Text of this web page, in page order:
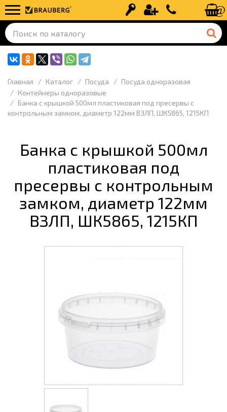
Вход Регистрация+7 (499) 110-
Главная Каталог Посуда
Посуда одноразовая
Контейнеры одноразовые
Банка с крышкой 500мл пластиковая под пресервы с
контрольным замком, диаметр 122мм ВЗЛП, ШК5865, 1215КП
Банка с крышкой 500мл
пластиковая под
пресервы с контрольным
замком, диаметр 122мм
ВЗЛП, ШК5865, 1215КП